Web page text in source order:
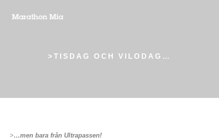
>TISDAG OCH VILODAG…
>…men bara från Ultrapassen!